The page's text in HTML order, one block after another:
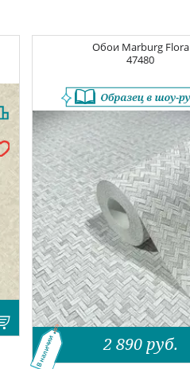
Обои Marburg Flora
47480
2 890 руб.
В наличии